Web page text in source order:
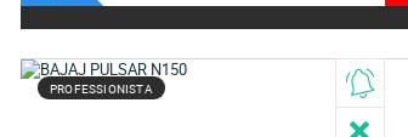
PROFESSIONISTA